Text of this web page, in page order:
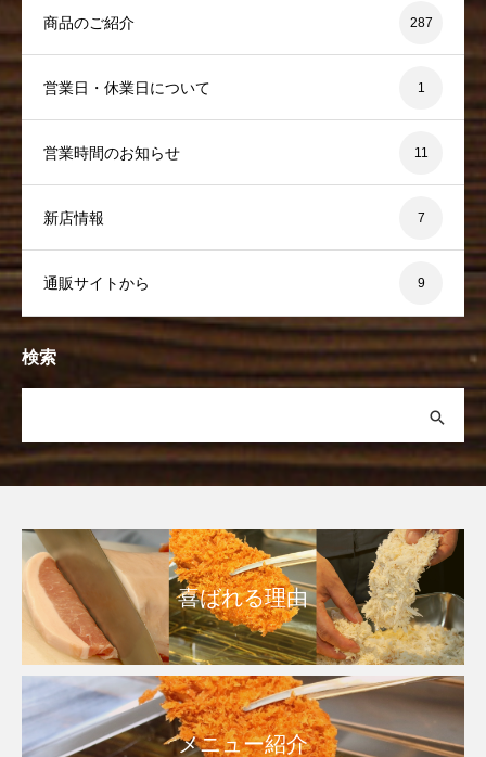
商品のご紹介 287
営業日・休業日について 1
営業時間のお知らせ 11
新店情報 7
通販サイトから 9
検索
喜ばれる理由
メニュー紹介